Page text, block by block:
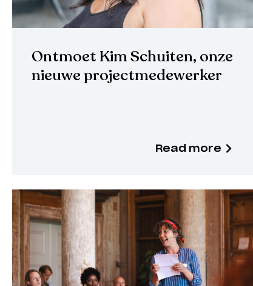
Ontmoet Kim Schuiten, onze
nieuwe projectmedewerker
Read more